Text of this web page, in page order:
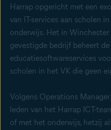
Harrap opgericht met een
van IT-services aan scholen
onderwijs. Het in
gevestigde bedrijf beheert de
educatiesoftwareservices
scholen in het VK die geen
Volgens Operations
leden van het Harrap ICT-
of met het onderwijs, hetzij